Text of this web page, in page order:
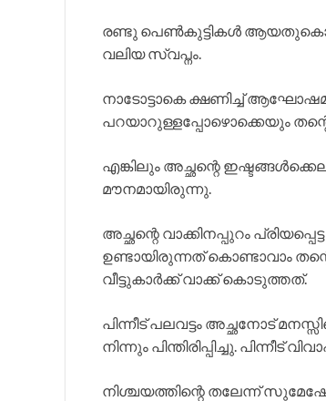
രണ്ടു പെൺകുട്ടികൾ
വലിയ സ്വപ്നം.
നാടോട്ടാകെ ക്ഷണിച്ച്
പറയാറുള്ളപ്പോഴൊക്കെയും തന്റെ
എങ്കിലും അച്ഛന്റെ
മൗനമായിരുന്നു.
അച്ഛന്റെ വാക്കിനപ്പുറം
ഉണ്ടായിരുന്നത് കൊണ്ടാവാം
വീട്ടുകാർക്ക് വാക്ക് കൊടുത്തത്.
പിന്നീട് പലവട്ടം അച്ഛനോട്
നിന്നും പിന്തിരിപ്പിച്ചു. പിന്നീട്
നിശ്ചയത്തിന്റെ തലേന്ന്